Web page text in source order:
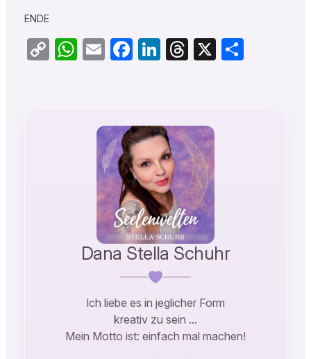
ENDE
CopyWhatsApp
EmailFacebook
LinkedIn
Threads
X Teilen
Dana Stella Schuhr
Ich liebe es in jeglicher Form
kreativ zu sein …
Mein Motto ist: einfach mal machen!